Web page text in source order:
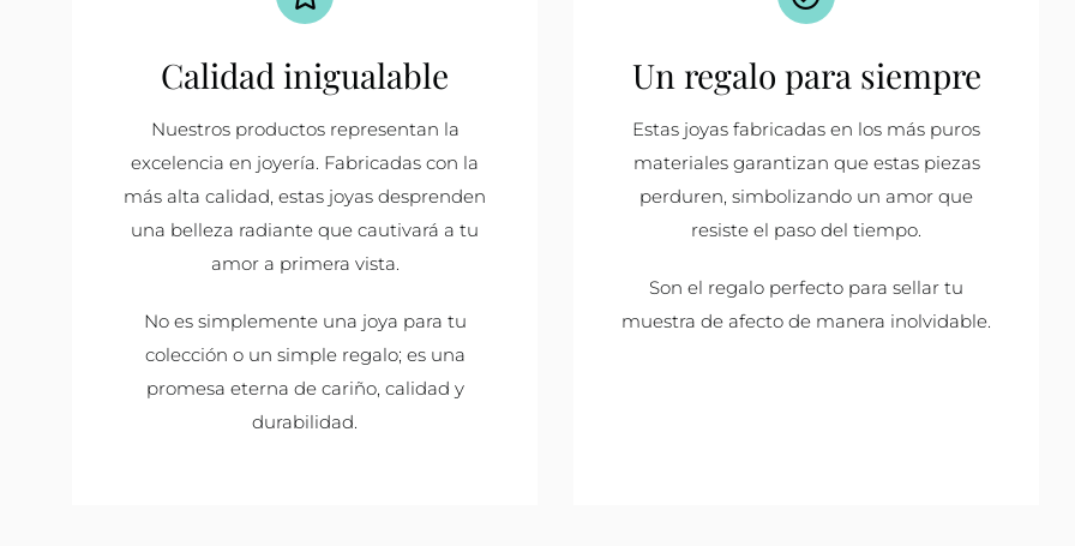
Calidad inigualable
Nuestros productos representan la
excelencia en joyería. Fabricadas con la
más alta calidad, estas joyas desprenden
una belleza radiante que cautivará a tu
amor a primera vista.
No es simplemente una joya para tu
colección o un simple regalo; es una
promesa eterna de cariño, calidad y
durabilidad.
Un regalo para siempre
Estas joyas fabricadas en los más puros
materiales garantizan que estas piezas
perduren, simbolizando un amor que
resiste el paso del tiempo.
Son el regalo perfecto para sellar tu
muestra de afecto de manera inolvidable.